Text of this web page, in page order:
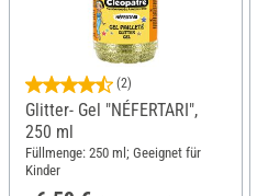
(2)
Glitter- Gel "NÉFERTARI",
250 ml
Füllmenge: 250 ml; Geeignet für
Kinder